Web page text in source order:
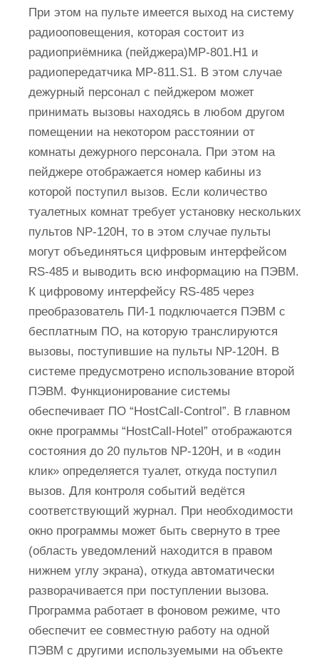
При этом на пульте имеется выход на систему
радиооповещения, которая состоит из
радиоприёмника (пейджера)MP-801.Н1 и
радиопередатчика MP-811.S1. В этом случае
дежурный персонал с пейджером может
принимать вызовы находясь в любом другом
помещении на некотором расстоянии от
комнаты дежурного персонала. При этом на
пейджере отображается номер кабины из
которой поступил вызов. Если количество
туалетных комнат требует установку нескольких
пультов NP-120H, то в этом случае пульты
могут объединяться цифровым интерфейсом
RS-485 и выводить всю информацию на ПЭВМ.
К цифровому интерфейсу RS-485 через
преобразователь ПИ-1 подключается ПЭВМ с
бесплатным ПО, на которую транслируются
вызовы, поступившие на пульты NP-120H. В
системе предусмотрено использование второй
ПЭВМ. Функционирование системы
обеспечивает ПО “HostCall-Control”. В главном
окне программы “HostCall-Hotel” отображаются
состояния до 20 пультов NP-120H, и в «один
клик» определяется туалет, откуда поступил
вызов. Для контроля событий ведётся
соответствующий журнал. При необходимости
окно программы может быть свернуто в трее
(область уведомлений находится в правом
нижнем углу экрана), откуда автоматически
разворачивается при поступлении вызова.
Программа работает в фоновом режиме, что
обеспечит ее совместную работу на одной
ПЭВМ с другими используемыми на объекте